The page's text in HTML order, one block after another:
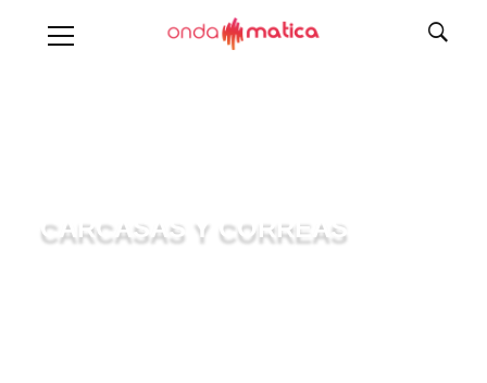
CARCASAS Y CORREAS